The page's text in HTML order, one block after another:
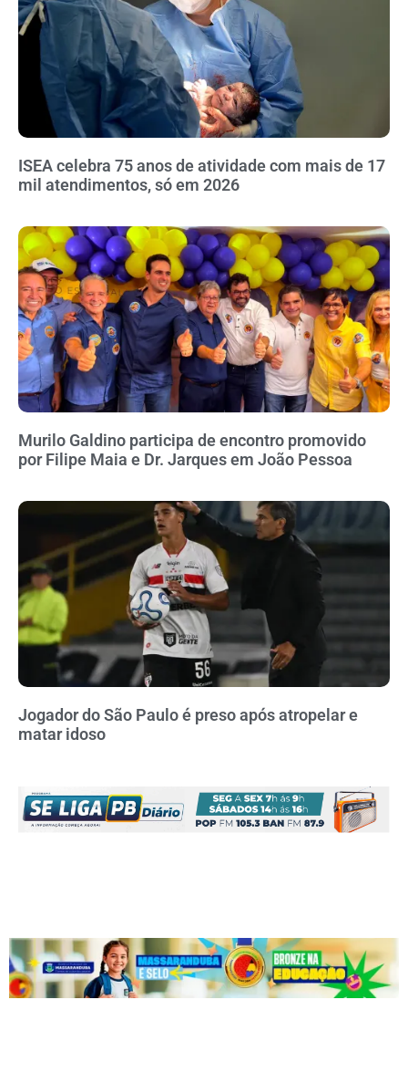
ISEA celebra 75 anos de atividade com mais de 17
mil atendimentos, só em 2026
Murilo Galdino participa de encontro promovido
por Filipe Maia e Dr. Jarques em João Pessoa
Jogador do São Paulo é preso após atropelar e
matar idoso